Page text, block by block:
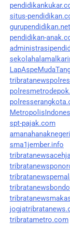
situs-
gurupendidikan.net
pendidikan-
spt-pajak.com
sma1jember.info
tribratametro.com